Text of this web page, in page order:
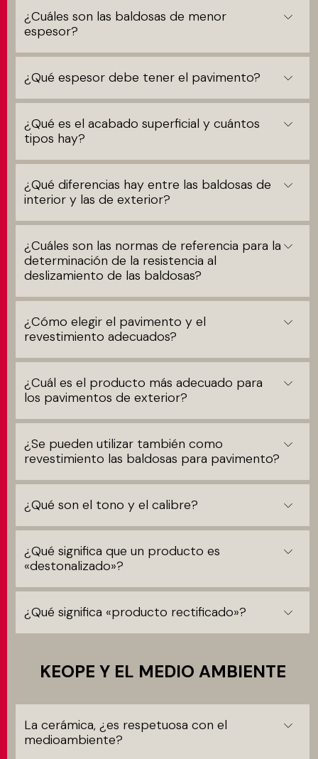
¿Cuáles son las baldosas de menor
espesor?
¿Qué espesor debe tener el pavimento?
¿Qué es el acabado superficial y cuántos
tipos hay?
¿Qué diferencias hay entre las baldosas de
interior y las de exterior?
¿Cuáles son las normas de referencia para la
determinación de la resistencia al
deslizamiento de las baldosas?
¿Cómo elegir el pavimento y el
revestimiento adecuados?
¿Cuál es el producto más adecuado para
los pavimentos de exterior?
¿Se pueden utilizar también como
revestimiento las baldosas para pavimento?
¿Qué son el tono y el calibre?
¿Qué significa que un producto es
«destonalizado»?
¿Qué significa «producto rectificado»?
KEOPE Y EL MEDIO AMBIENTE
La cerámica, ¿es respetuosa con el
medioambiente?